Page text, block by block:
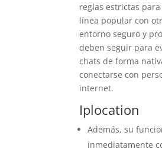
reglas estrictas
línea popular con
entorno seguro y
deben seguir para
chats de forma
conectarse con
internet.
Iplocation
Además, su
inmediatamente